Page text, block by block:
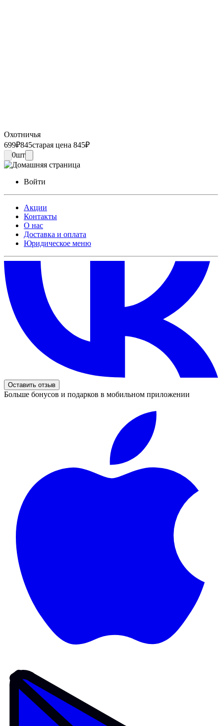
Охотничья
699₽845старая цена 845₽
0шт
Войти
Акции
Контакты
О нас
Доставка и оплата
Юридическое меню
Оставить отзыв
Больше бонусов и подарков в мобильном приложении